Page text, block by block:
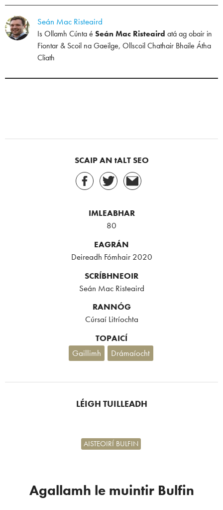
Seán Mac Risteaird
Is Ollamh Cúnta é Seán Mac Risteaird atá ag obair in
Fiontar & Scoil na Gaeilge, Ollscoil Chathair Bhaile Átha
Cliath
SCAIP AN tALT SEO
IMLEABHAR
80
EAGRÁN
Deireadh Fómhair 2020
SCRÍBHNEOIR
Seán Mac Risteaird
RANNÓG
Cúrsaí Litríochta
TOPAICÍ
Gaillimh
Drámaíocht
LÉIGH TUILLEADH
Agallamh le muintir Bulfin
AISTEOIRÍ BULFIN